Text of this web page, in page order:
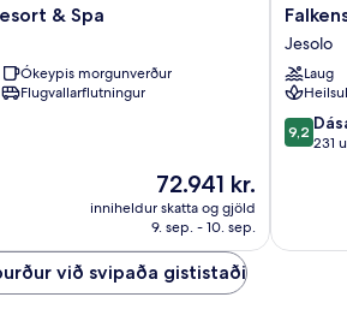
& Spa
Ókeypis morgunverður
Flugvallarflutningur
Verðið
er
72.941 kr.
72.941 kr.
inniheldur skatta og gjöld
9. sep. - 10. sep.
Hotel
&
Spa
Jesolo
Jesolo
Jesolo
Laug
9.2
af
9,2
231
við svipaða gististaði